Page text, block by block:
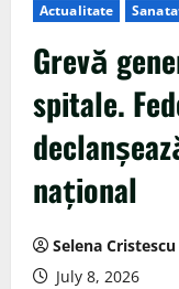
Actualitate
Grevă
spitale.
național
Selena Cristescu
July 8, 2026